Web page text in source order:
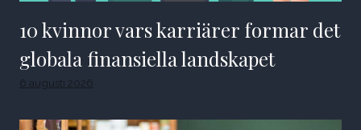
10 kvinnor vars karriärer formar det
globala finansiella landskapet
6 augusti 2026